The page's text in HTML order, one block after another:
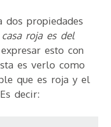
propiedades
roja es del
esto con
es verlo como
que es roja y el
decir: